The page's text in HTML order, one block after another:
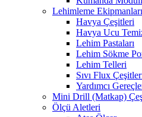
Lehimleme Ekipmanları
Havya Çeşitleri
Havya Ucu
Lehim Pastaları
Lehim Sökme
Lehim Telleri
Sıvı Flux
Yardımcı
Mini Drill (Matkap)
Ölçü Aletleri